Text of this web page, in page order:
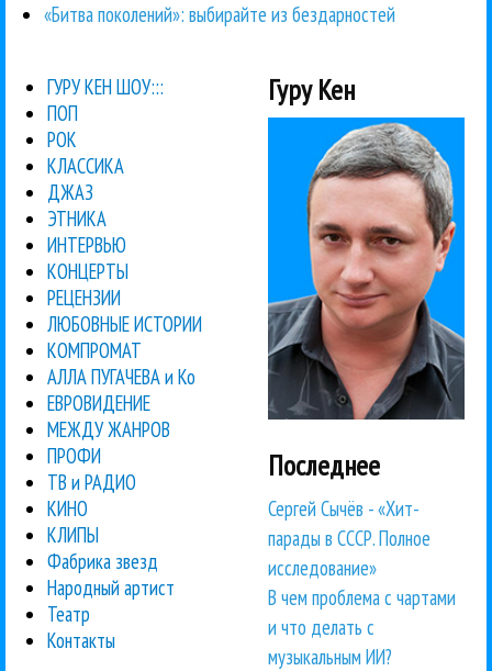
«Битва поколений»: выбирайте из бездарностей
ГУРУ КЕН ШОУ:::
ПОП
РОК
КЛАССИКА
ДЖАЗ
ЭТНИКА
ИНТЕРВЬЮ
КОНЦЕРТЫ
РЕЦЕНЗИИ
ЛЮБОВНЫЕ ИСТОРИИ
КОМПРОМАТ
АЛЛА ПУГАЧЕВА и Ко
ЕВРОВИДЕНИЕ
МЕЖДУ ЖАНРОВ
ПРОФИ
ТВ и РАДИО
КИНО
КЛИПЫ
Фабрика звезд
Народный артист
Театр
Контакты
Гуру Кен
Последнее
Сергей Сычёв - «Хит-
парады в СССР. Полное
исследование»
В чем проблема с чартами
и что делать с
музыкальным ИИ?